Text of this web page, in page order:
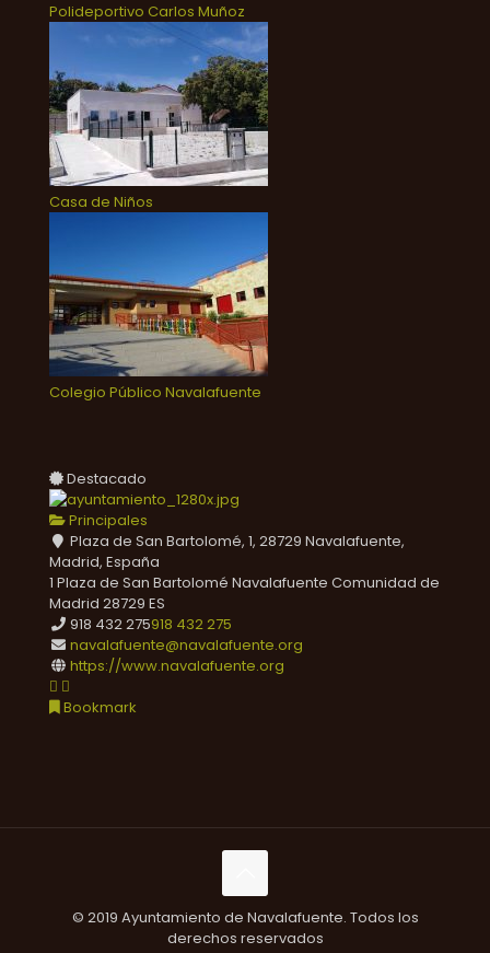
Polideportivo Carlos Muñoz
Casa de Niños
Colegio Público Navalafuente
Destacado
Principales
Plaza de San Bartolomé, 1, 28729 Navalafuente,
Madrid, España
1 Plaza de San Bartolomé Navalafuente Comunidad de
Madrid 28729 ES
918 432 275918 432 275
navalafuente@navalafuente.org
https://www.navalafuente.org
Bookmark
© 2019 Ayuntamiento de Navalafuente. Todos los
derechos reservados